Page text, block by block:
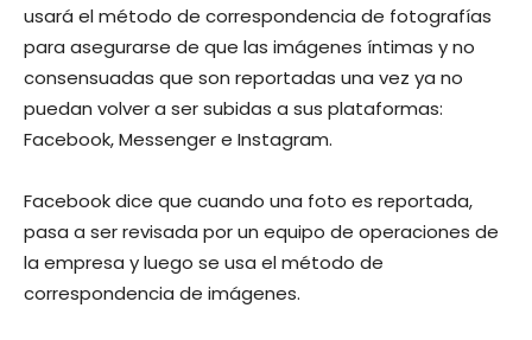
usará el método de correspondencia de fotografías
para asegurarse de que las imágenes íntimas y no
consensuadas que son reportadas una vez ya no
puedan volver a ser subidas a sus plataformas:
Facebook, Messenger e Instagram.
Facebook dice que cuando una foto es reportada,
pasa a ser revisada por un equipo de operaciones de
la empresa y luego se usa el método de
correspondencia de imágenes.